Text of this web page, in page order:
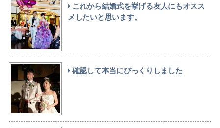
これから結婚式を挙げる友人にもオスス
メしたいと思います。
確認して本当にびっくりしました